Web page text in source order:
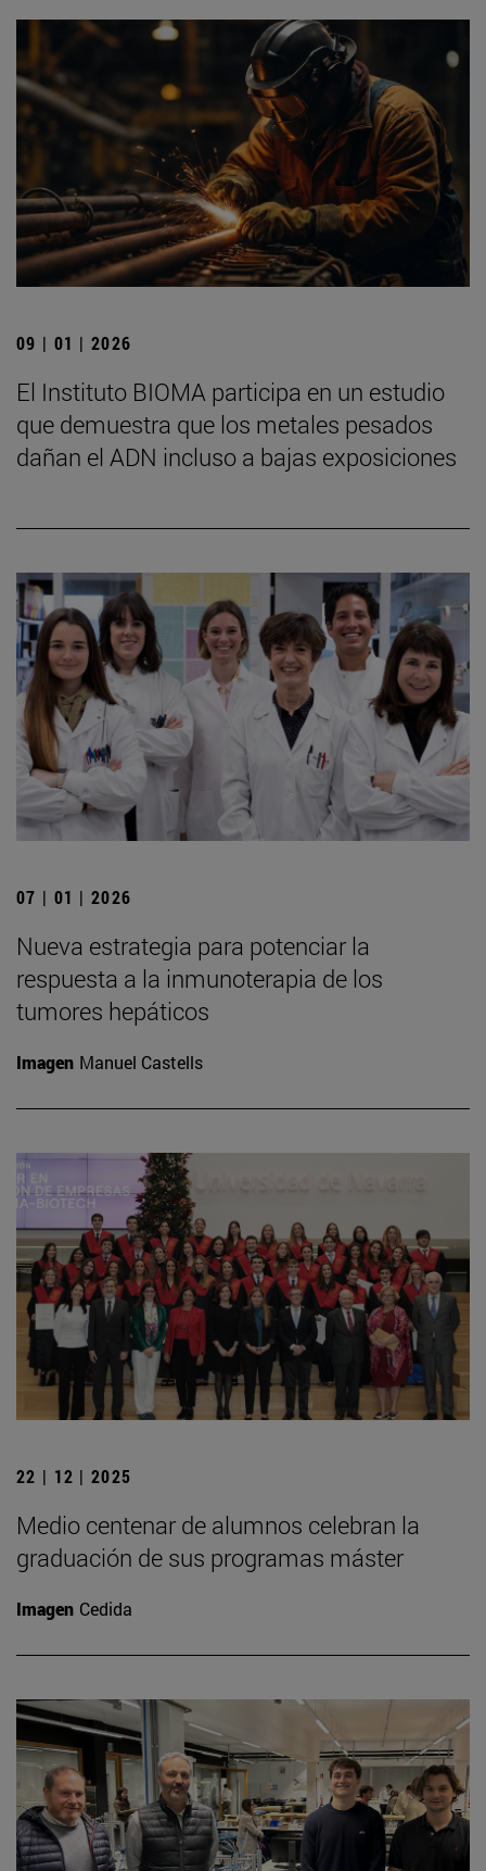
09 | 01 | 2026
El Instituto BIOMA participa en un estudio
que demuestra que los metales pesados
dañan el ADN incluso a bajas exposiciones
07 | 01 | 2026
Nueva estrategia para potenciar la
respuesta a la inmunoterapia de los
tumores hepáticos
Imagen Manuel Castells
22 | 12 | 2025
Medio centenar de alumnos celebran la
graduación de sus programas máster
Imagen Cedida